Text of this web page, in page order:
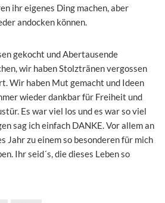
ihr eigenes Ding machen, aber
andocken können.
gekocht und Abertausende
wir haben Stolztränen vergossen
Wir haben Mut gemacht und Ideen
wieder dankbar für Freiheit und
Es war viel los und es war so viel
sag ich einfach DANKE. Vor allem an
Jahr zu einem so besonderen für mich
Ihr seid´s, die dieses Leben so